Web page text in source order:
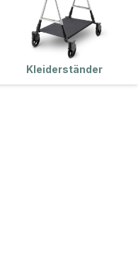
Kleiderständer